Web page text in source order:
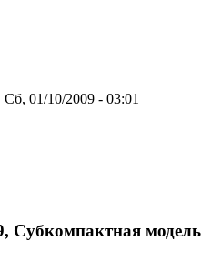
01/10/2009 - 03:01
Субкомпактная модель